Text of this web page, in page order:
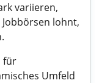
variieren,
lohnt,
für
Umfeld